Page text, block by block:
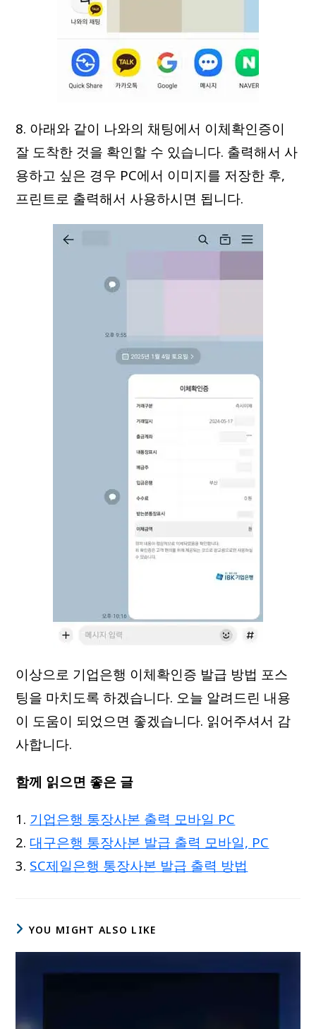
8. 아래와 같이 나와의 채팅에서 이체확인증이
잘 도착한 것을 확인할 수 있습니다. 출력해서 사
용하고 싶은 경우 PC에서 이미지를 저장한 후,
프린트로 출력해서 사용하시면 됩니다.
이상으로 기업은행 이체확인증 발급 방법 포스
팅을 마치도록 하겠습니다. 오늘 알려드린 내용
이 도움이 되었으면 좋겠습니다. 읽어주셔서 감
사합니다.
함께 읽으면 좋은 글
기업은행 통장사본 출력 모바일 PC
대구은행 통장사본 발급 출력 모바일, PC
SC제일은행 통장사본 발급 출력 방법
YOU MIGHT ALSO LIKE